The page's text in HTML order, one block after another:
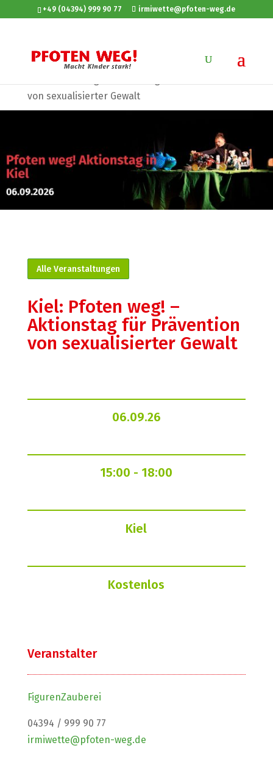
+49 (04394) 999 90 77 irmiwette@pfoten-weg.de
Sie sind hier:Startseite» Veranstaltungen
von sexualisierter Gewalt
Alle Veranstaltungen
Kiel: Pfoten weg! –
Aktionstag für Prävention
von sexualisierter Gewalt
06.09.26
15:00 - 18:00
Kiel
Kostenlos
Veranstalter
FigurenZauberei
04394 / 999 90 77
irmiwette@pfoten-weg.de